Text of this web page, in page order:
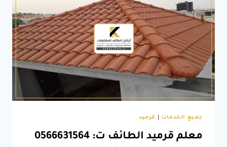
–
تكلفة
بناء
مستودع
هنجر
الطائف
جميع الخدمات قرميد
معلم قرميد الطائف ت: 0566631564